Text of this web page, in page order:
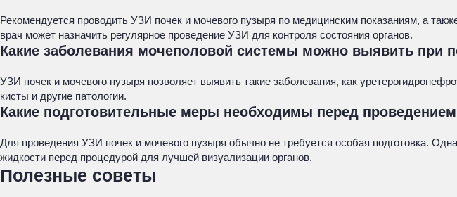
Рекомендуется проводить УЗИ почек и мочевого пузыря по медицинским показаниям, а
врач может назначить регулярное проведение УЗИ для контроля состояния органов.
Какие заболевания мочеполовой системы можно выявить при
УЗИ почек и мочевого пузыря позволяет выявить такие заболевания, как
кисты и другие патологии.
Какие подготовительные меры необходимы перед
Для проведения УЗИ почек и мочевого пузыря обычно не требуется особая подготовка.
жидкости перед процедурой для лучшей визуализации органов.
Полезные советы